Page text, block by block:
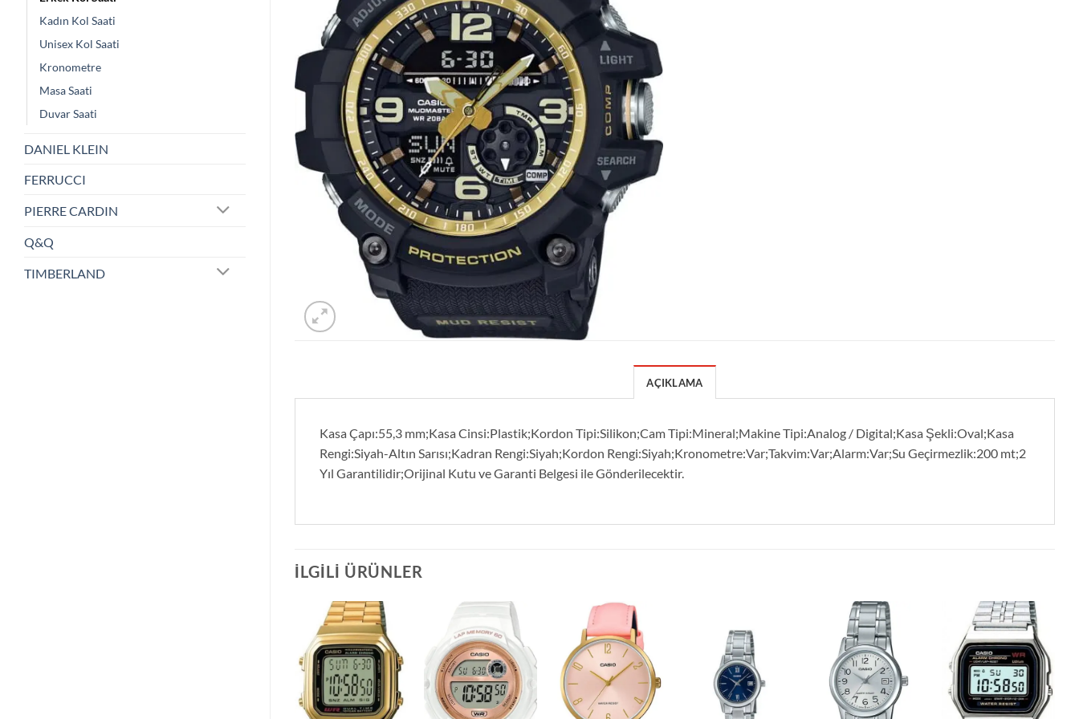
Kadın Kol Saati
Unisex Kol Saati
Kronometre
Masa Saati
Duvar Saati
DANIEL KLEIN
FERRUCCI
PIERRE CARDIN
Q&Q
TIMBERLAND
AÇIKLAMA
Kasa Çapı:55,3 mm;Kasa Cinsi:Plastik;Kordon Tipi:Silikon;Cam Tipi:Mineral;Makine Tipi:Analog / Digital;Kasa Şekli:Oval;Kasa
Rengi:Siyah-Altın Sarısı;Kadran Rengi:Siyah;Kordon Rengi:Siyah;Kronometre:Var;Takvim:Var;Alarm:Var;Su Geçirmezlik:200 mt;2
Yıl Garantilidir;Orijinal Kutu ve Garanti Belgesi ile Gönderilecektir.
İLGILI ÜRÜNLER